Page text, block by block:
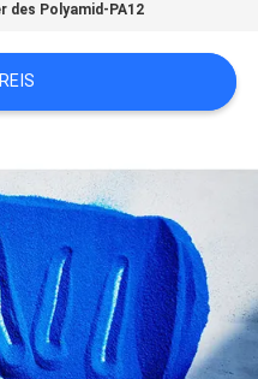
des Polyamid-PA12